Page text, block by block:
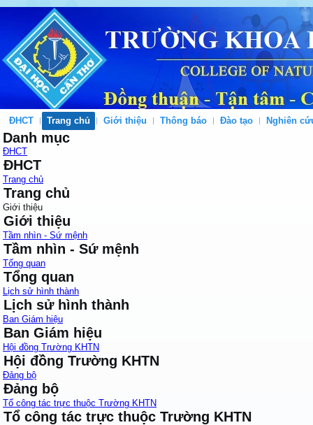
ĐHCT Trang chủ Giới thiệu Thông báo Đào tạo Nghiên
Danh mục
ĐHCT
ĐHCT
Trang chủ
Trang chủ
Giới thiệu
Giới thiệu
Tầm nhìn - Sứ mệnh
Tầm nhìn - Sứ mệnh
Tổng quan
Tổng quan
Lịch sử hình thành
Lịch sử hình thành
Ban Giám hiệu
Ban Giám hiệu
Hội đồng Trường KHTN
Hội đồng Trường KHTN
Đảng bộ
Đảng bộ
Tổ công tác trực thuộc Trường KHTN
Tổ công tác trực thuộc Trường KHTN